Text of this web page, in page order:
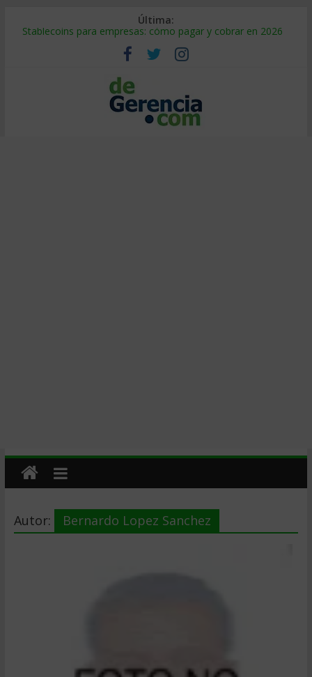
Última:
Stablecoins para empresas: cómo pagar y cobrar en 2026
Despido silencioso: qué es y por qué sale tan caro
IA en selección de personal: cómo auditarla a tiempo
Trabajo forzoso en la cadena de suministro: qué hacer
Mercado hispano de EE. UU.: cómo segmentarlo y venderle
Autor: Bernardo Lopez Sanchez